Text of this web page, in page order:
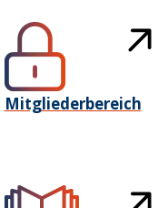
Mitgliederbereich